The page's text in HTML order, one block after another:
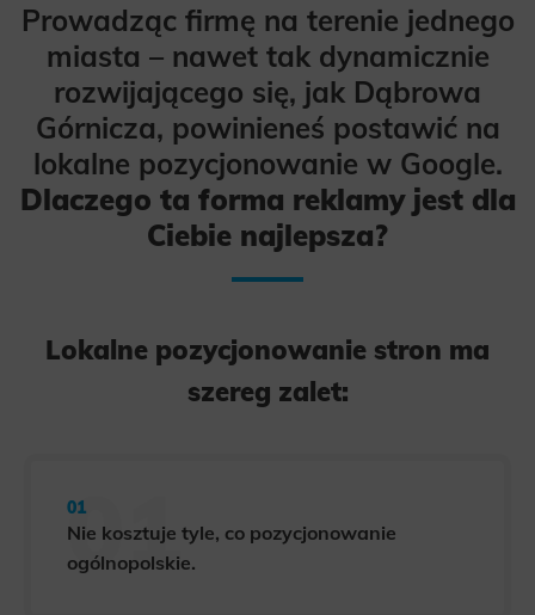
Prowadząc firmę na terenie jednego
miasta – nawet tak dynamicznie
rozwijającego się, jak Dąbrowa
Górnicza, powinieneś postawić na
lokalne pozycjonowanie w Google.
Dlaczego ta forma reklamy jest dla
Ciebie najlepsza?
Lokalne pozycjonowanie stron ma
szereg zalet:
Nie kosztuje tyle, co pozycjonowanie
ogólnopolskie.